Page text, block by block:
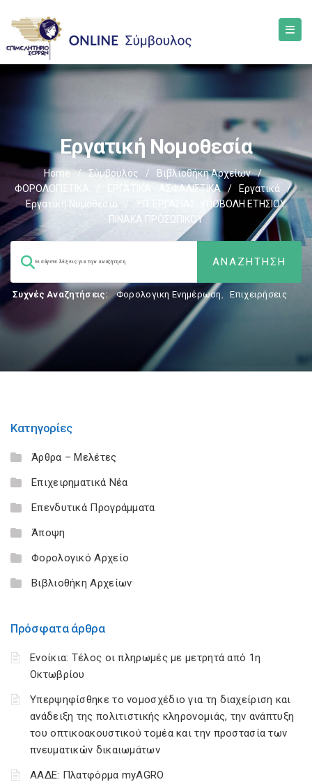
Εργατική Νομοθεσία
Home / Σύμβουλος / Βιβλιοθήκη Αρχείων
/
ΦΟΡΟΛΟΓΙΣΤΙΚΑ
ΕΡΓΑΤΙΚΑ - ΑΣΦΑΛΙΣΤΙΚΑ / Εργατικά
/
Εργατική Νομοθεσία
/
ΥΠ. ΕΡΓΑΣΙΑΣ: ΥΠΟΒΟΛΗ ΕΤΗΣΙΟΥ
ΠΙΝΑΚΑ ΠΡΟΣΩΠΙΚΟΥ
Συχνές Αναζητήσεις: Φορολογικη Ενημέρωση, Επιχειρήσεις
Κατηγορίες
Άρθρα – Μελέτες
Επιχειρηματικά Νέα
Επενδυτικά Προγράμματα
Άποψη
Φορολογικό Αρχείο
Βιβλιοθήκη Αρχείων
Πρόσφατα άρθρα
Ενοίκια: Τέλος οι πληρωμές με μετρητά από 1η
Οκτωβρίου
Υπερψηφίσθηκε το νομοσχέδιο για τη διαχείριση και
ανάδειξη της πολιτιστικής κληρονομιάς, την ανάπτυξη
του οπτικοακουστικού τομέα και την προστασία των
πνευματικών δικαιωμάτων
ΑΑΔΕ: Πλατφόρμα myAGRO